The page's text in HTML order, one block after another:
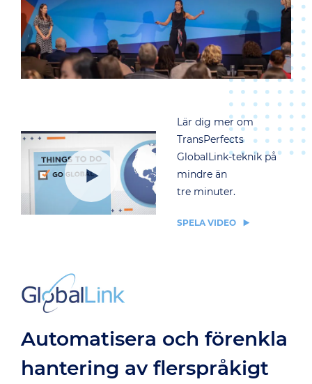
Lär dig mer om
TransPerfects
GlobalLink-teknik på
mindre än
tre minuter.
SPELA VIDEO
Automatisera och förenkla
hantering av flerspråkigt